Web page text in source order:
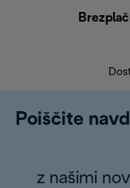
Poiščite
z našimi